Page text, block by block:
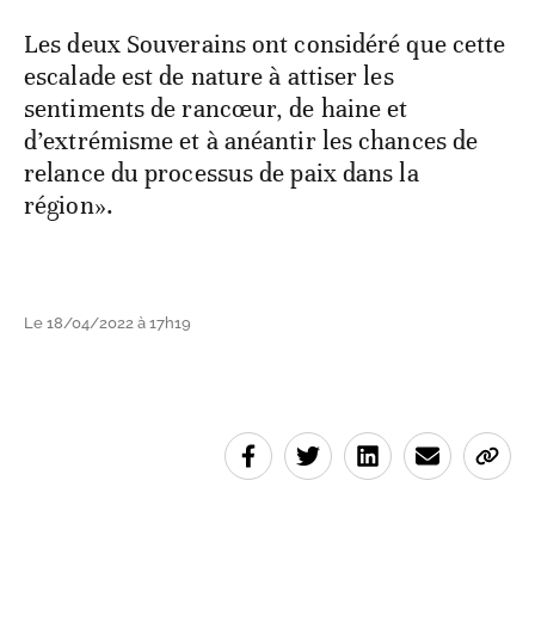
Les deux Souverains ont considéré que cette
escalade est de nature à attiser les
sentiments de rancœur, de haine et
d’extrémisme et à anéantir les chances de
relance du processus de paix dans la
région».
Le 18/04/2022 à 17h19